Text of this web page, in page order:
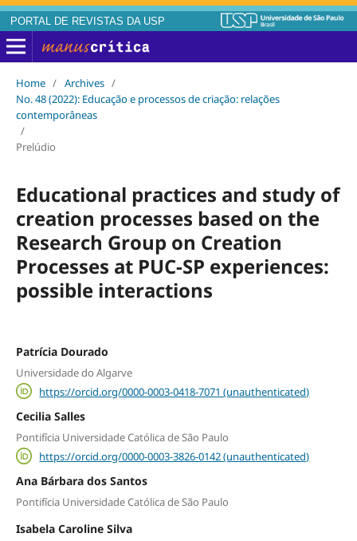
PORTAL DE REVISTAS DA USP
Home / Archives /
No. 48 (2022): Educação e processos de criação: relações
contemporâneas
/
Prelúdio
Educational practices and study of
creation processes based on the
Research Group on Creation
Processes at PUC-SP experiences:
possible interactions
Patrícia Dourado
Universidade do Algarve
https://orcid.org/0000-0003-0418-7071 (unauthenticated)
Cecilia Salles
Pontifícia Universidade Católica de São Paulo
https://orcid.org/0000-0003-3826-0142 (unauthenticated)
Ana Bárbara dos Santos
Pontifícia Universidade Católica de São Paulo
Isabela Caroline Silva